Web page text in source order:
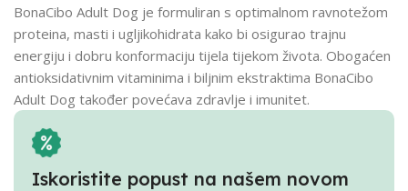
BonaCibo Adult Dog je formuliran s optimalnom ravnotežom
proteina, masti i ugljikohidrata kako bi osigurao trajnu
energiju i dobru konformaciju tijela tijekom života. Obogaćen
antioksidativnim vitaminima i biljnim ekstraktima BonaCibo
Adult Dog također povećava zdravlje i imunitet.
Iskoristite popust na našem novom